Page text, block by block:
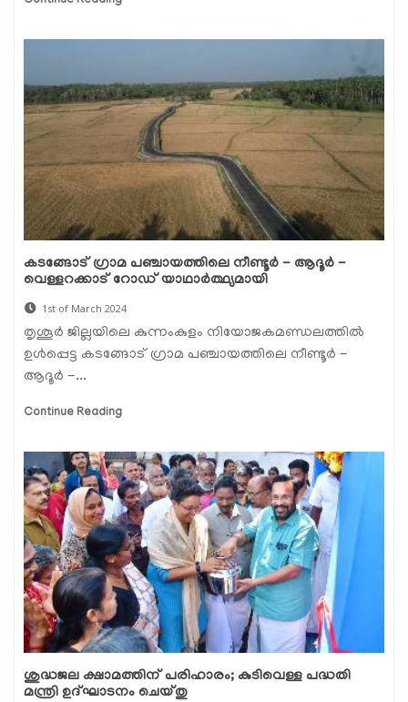
കടങ്ങോട് ഗ്രാമ പഞ്ചായത്തിലെ നീണ്ടൂര്‍ - ആദൂര്‍ -
വെള്ളറക്കാട് റോഡ് യാഥാര്‍ത്ഥ്യമായി
1st of March 2024
തൃശൂർ ജില്ലയിലെ കുന്നംകുളം നിയോജകമണ്ഡലത്തില്‍
ഉള്‍പ്പെട്ട കടങ്ങോട് ഗ്രാമ പഞ്ചായത്തിലെ നീണ്ടൂര്‍ -
ആദൂര്‍ -...
Continue Reading
ശുദ്ധജല ക്ഷാമത്തിന് പരിഹാരം; കുടിവെള്ള പദ്ധതി
മന്ത്രി ഉദ്ഘാടനം ചെയ്തു